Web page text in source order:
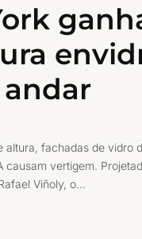
andar
altura, fachadas de vidro
causam vertigem.
Viñoly, o…